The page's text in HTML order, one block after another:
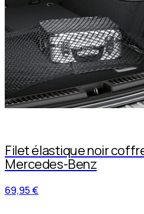
Filet élastique noir
Mercedes-Benz
69,95 €